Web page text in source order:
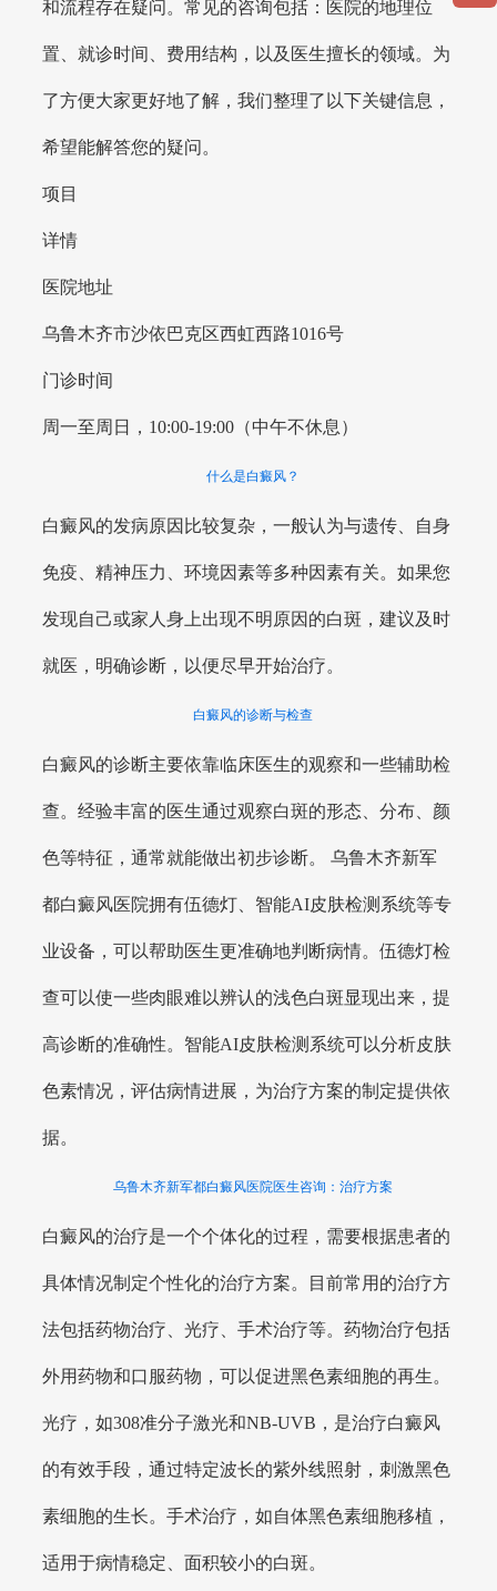
和流程存在疑问。常见的咨询包括：医院的地理位
置、就诊时间、费用结构，以及医生擅长的领域。为
了方便大家更好地了解，我们整理了以下关键信息，
希望能解答您的疑问。
项目
详情
医院地址
乌鲁木齐市沙依巴克区西虹西路1016号
门诊时间
周一至周日，10:00-19:00（中午不休息）
什么是白癜风？
白癜风的发病原因比较复杂，一般认为与遗传、自身
免疫、精神压力、环境因素等多种因素有关。如果您
发现自己或家人身上出现不明原因的白斑，建议及时
就医，明确诊断，以便尽早开始治疗。
白癜风的诊断与检查
白癜风的诊断主要依靠临床医生的观察和一些辅助检
查。经验丰富的医生通过观察白斑的形态、分布、颜
色等特征，通常就能做出初步诊断。 乌鲁木齐新军
都白癜风医院拥有伍德灯、智能AI皮肤检测系统等专
业设备，可以帮助医生更准确地判断病情。伍德灯检
查可以使一些肉眼难以辨认的浅色白斑显现出来，提
高诊断的准确性。智能AI皮肤检测系统可以分析皮肤
色素情况，评估病情进展，为治疗方案的制定提供依
据。
乌鲁木齐新军都白癜风医院医生咨询：治疗方案
白癜风的治疗是一个个体化的过程，需要根据患者的
具体情况制定个性化的治疗方案。目前常用的治疗方
法包括药物治疗、光疗、手术治疗等。药物治疗包括
外用药物和口服药物，可以促进黑色素细胞的再生。
光疗，如308准分子激光和NB-UVB，是治疗白癜风
的有效手段，通过特定波长的紫外线照射，刺激黑色
素细胞的生长。手术治疗，如自体黑色素细胞移植，
适用于病情稳定、面积较小的白斑。